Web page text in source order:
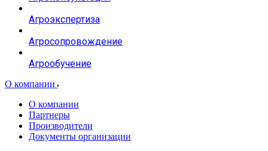
Агроэкспертиза
Агросопровождение
Агрообучение
О компании
О компании
Партнеры
Производители
Документы организации